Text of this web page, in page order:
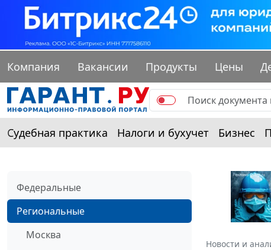
Компания Вакансии Продукты Цены
Судебная практика Налоги и бухучет Бизнес
Федеральные
Региональные
Москва
Новости и